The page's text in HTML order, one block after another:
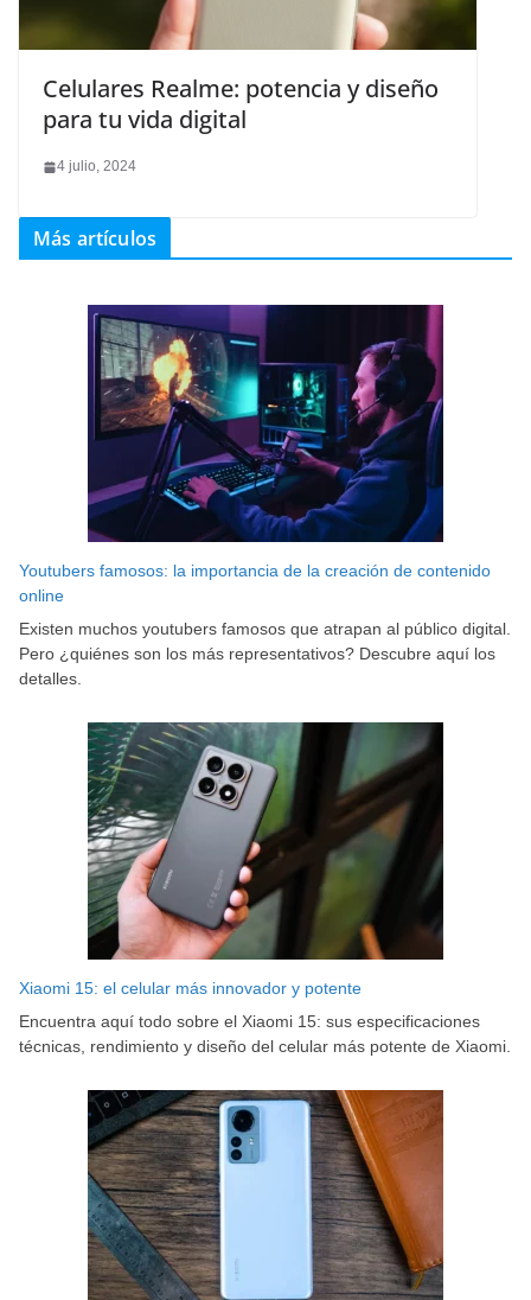
Celulares Realme: potencia y diseño
para tu vida digital
4 julio, 2024
Más artículos
Youtubers famosos: la importancia de la creación de contenido
online
Existen muchos youtubers famosos que atrapan al público digital.
Pero ¿quiénes son los más representativos? Descubre aquí los
detalles.
Xiaomi 15: el celular más innovador y potente
Encuentra aquí todo sobre el Xiaomi 15: sus especificaciones
técnicas, rendimiento y diseño del celular más potente de Xiaomi.